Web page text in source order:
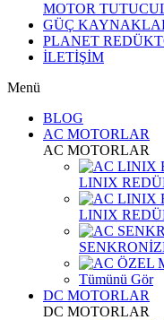
MOTOR
GÜÇ
PLANET
İLETİŞİM
Menü
BLOG
AC MOTORLAR
AC MOTORLAR
LINIX
LINIX
Tümünü Gör
DC MOTORLAR
DC MOTORLAR